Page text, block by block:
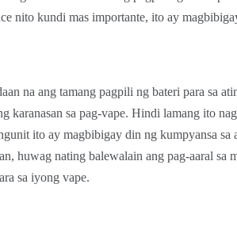
nito kundi mas importante, ito ay
na ang tamang pagpili ng bateri para sa
karanasan sa pag-vape. Hindi lamang ito
ito ay magbibigay din ng kumpyansa sa
huwag nating balewalain ang pag-aaral sa
sa iyong vape.